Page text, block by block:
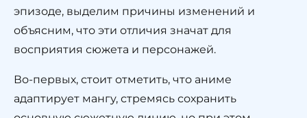
эпизоде, выделим причины изменений и
объясним, что эти отличия значат для
восприятия сюжета и персонажей.
Во-первых, стоит отметить, что аниме
адаптирует мангу, стремясь сохранить